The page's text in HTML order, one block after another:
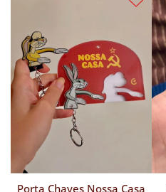
Porta Chaves Nossa Casa